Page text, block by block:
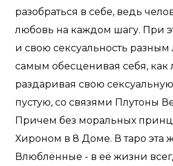
разобраться в себе, ведь
любовь на каждом шагу. При
и свою сексуальность
самым обесценивая себя, как
раздаривая свою
пустую, со связями Плутоны
Причем без моральных
Хироном в 8 Доме. В таро эта
Влюблённые - в её жизни